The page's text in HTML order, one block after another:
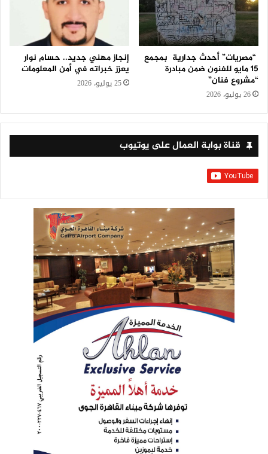
“مصريات” أحدث جدارية بمجمع
15 مايو للفنون ضمن مبادرة
“مشروع فنان”
26 يوليو، 2026
إنجاز مهني جديد.. حسام نوار
يعزز خبراته في أمن المعلومات
25 يوليو، 2026
قناة بوابة العمال على يوتيوب